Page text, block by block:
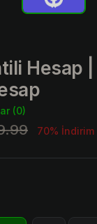
Hesap
(0)
70% İndirim